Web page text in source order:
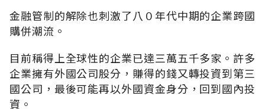
金融管制的解除也刺激了八０年代中期的企業跨國
購併潮流。
目前稱得上全球性的企業已達三萬五千多家。許多
企業擁有外國公司股分，賺得的錢又轉投資到第三
國公司，最後可能再以外國資金身分，回到國內投
資。